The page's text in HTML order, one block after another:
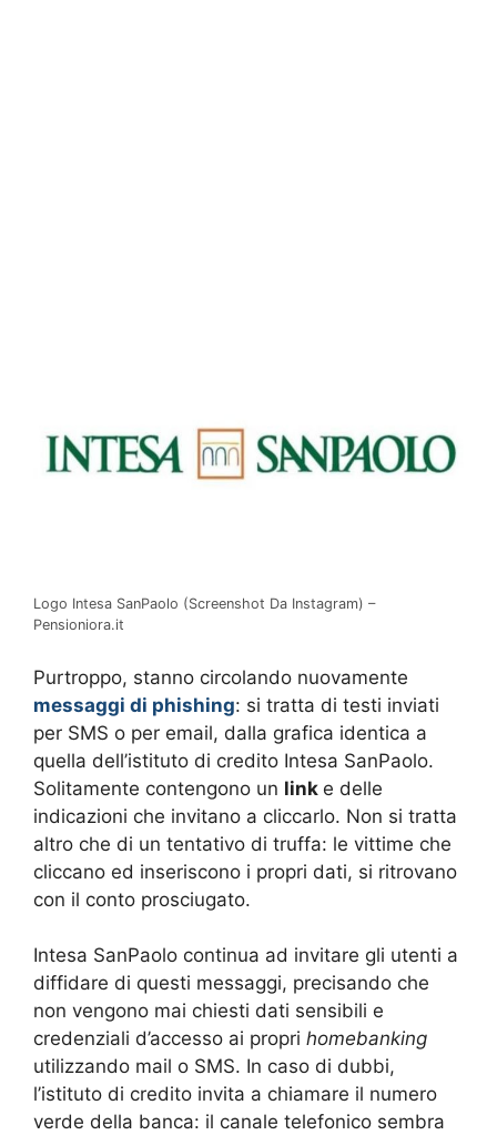
Logo Intesa SanPaolo (Screenshot Da Instagram) –
Pensioniora.it
Purtroppo, stanno circolando nuovamente
messaggi di phishing: si tratta di testi inviati
per SMS o per email, dalla grafica identica a
quella dell’istituto di credito Intesa SanPaolo.
Solitamente contengono un link e delle
indicazioni che invitano a cliccarlo. Non si tratta
altro che di un tentativo di truffa: le vittime che
cliccano ed inseriscono i propri dati, si ritrovano
con il conto prosciugato.
Intesa SanPaolo continua ad invitare gli utenti a
diffidare di questi messaggi, precisando che
non vengono mai chiesti dati sensibili e
credenziali d’accesso ai propri homebanking
utilizzando mail o SMS. In caso di dubbi,
l’istituto di credito invita a chiamare il numero
verde della banca: il canale telefonico sembra